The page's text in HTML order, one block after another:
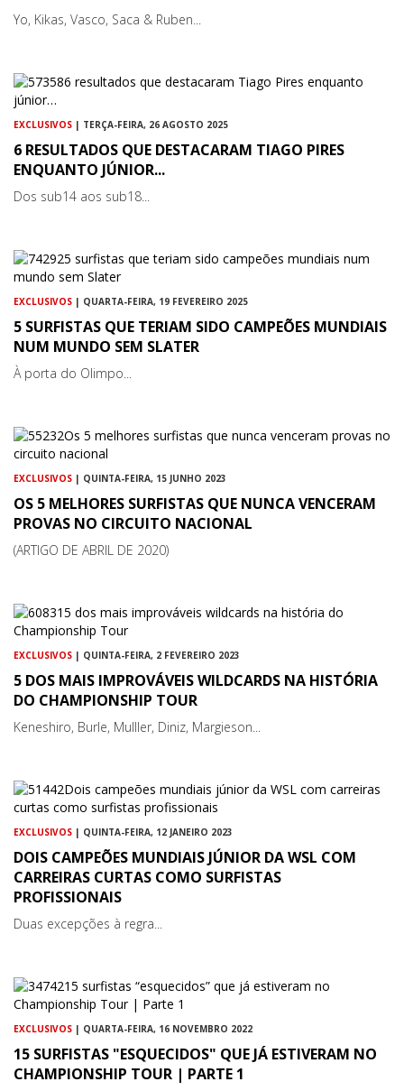
Yo, Kikas, Vasco, Saca & Ruben...
EXCLUSIVOS | TERÇA-FEIRA, 26 AGOSTO 2025
6 RESULTADOS QUE DESTACARAM TIAGO PIRES
ENQUANTO JÚNIOR...
Dos sub14 aos sub18...
EXCLUSIVOS | QUARTA-FEIRA, 19 FEVEREIRO 2025
5 SURFISTAS QUE TERIAM SIDO CAMPEÕES MUNDIAIS
NUM MUNDO SEM SLATER
À porta do Olimpo...
EXCLUSIVOS | QUINTA-FEIRA, 15 JUNHO 2023
OS 5 MELHORES SURFISTAS QUE NUNCA VENCERAM
PROVAS NO CIRCUITO NACIONAL
(ARTIGO DE ABRIL DE 2020)
EXCLUSIVOS | QUINTA-FEIRA, 2 FEVEREIRO 2023
5 DOS MAIS IMPROVÁVEIS WILDCARDS NA HISTÓRIA
DO CHAMPIONSHIP TOUR
Keneshiro, Burle, Mulller, Diniz, Margieson...
EXCLUSIVOS | QUINTA-FEIRA, 12 JANEIRO 2023
DOIS CAMPEÕES MUNDIAIS JÚNIOR DA WSL COM
CARREIRAS CURTAS COMO SURFISTAS
PROFISSIONAIS
Duas excepções à regra...
EXCLUSIVOS | QUARTA-FEIRA, 16 NOVEMBRO 2022
15 SURFISTAS "ESQUECIDOS" QUE JÁ ESTIVERAM NO
CHAMPIONSHIP TOUR | PARTE 1